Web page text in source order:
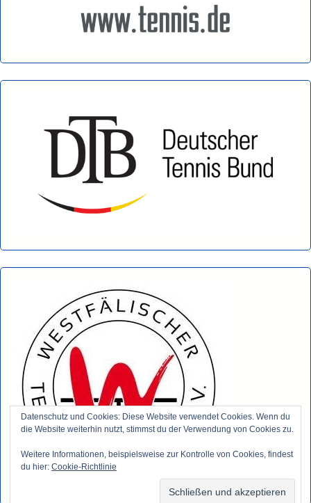
Datenschutz und Cookies: Diese Website verwendet Cookies. Wenn du
die Website weiterhin nutzt, stimmst du der Verwendung von Cookies zu.
Weitere Informationen, beispielsweise zur Kontrolle von Cookies, findest
du hier: Cookie-Richtlinie